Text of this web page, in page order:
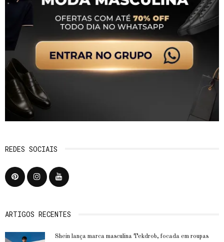
REDES SOCIAIS
ARTIGOS RECENTES
Shein lança marca masculina Tekdrob, focada em roupas